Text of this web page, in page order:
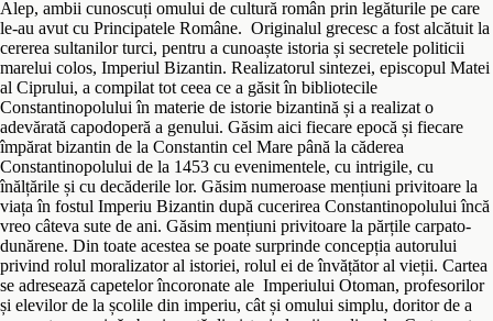
Alep, ambii cunoscuți omului de cultură român prin legăturile pe care
le-au avut cu Principatele Române. Originalul grecesc a fost alcătuit la
cererea sultanilor turci, pentru a cunoaște istoria și secretele politicii
marelui colos, Imperiul Bizantin. Realizatorul sintezei, episcopul Matei
al Ciprului, a compilat tot ceea ce a găsit în bibliotecile
Constantinopolului în materie de istorie bizantină și a realizat o
adevărată capodoperă a genului. Găsim aici fiecare epocă și fiecare
împărat bizantin de la Constantin cel Mare până la căderea
Constantinopolului de la 1453 cu evenimentele, cu intrigile, cu
înălțările și cu decăderile lor. Găsim numeroase mențiuni privitoare la
viața în fostul Imperiu Bizantin după cucerirea Constantinopolului încă
vreo câteva sute de ani. Găsim mențiuni privitoare la părțile carpato-
dunărene. Din toate acestea se poate surprinde concepția autorului
privind rolul moralizator al istoriei, rolul ei de învățător al vieții. Cartea
se adresează capetelor încoronate ale Imperiului Otoman, profesorilor
și elevilor de la școlile din imperiu, cât și omului simplu, doritor de a